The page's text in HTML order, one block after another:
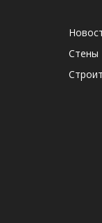
Стены